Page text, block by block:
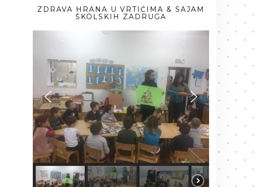
ZDRAVA HRANA U VRTIĆIMA & SAJAM
ŠKOLSKIH ZADRUGA